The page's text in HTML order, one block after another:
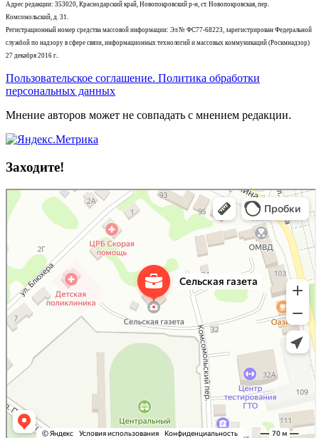
Адрес редакции: 353020, Краснодарский край, Новопокровский р-н, ст. Новопокровская, пер.
Комсомольский, д. 31.
Регистрационный номер средства массовой информации: Эл № ФС77-68223, зарегистрирован Федеральной
службой по надзору в сфере связи, информационных технологий и массовых коммуникаций (Роскмнадзор)
27 декабря 2016 г..
Пользовательское соглашение. Политика обработки
персональных данных
Мнение авторов может не совпадать с мнением редакции.
Заходите!